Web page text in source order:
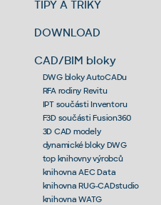
TIPY A TRIKY
DOWNLOAD
CAD/BIM bloky
DWG bloky AutoCADu
RFA rodiny Revitu
IPT součásti Inventoru
F3D součásti Fusion360
3D CAD modely
dynamické bloky DWG
top knihovny výrobců
knihovna AEC Data
knihovna RUG-CADstudio
knihovna WATG